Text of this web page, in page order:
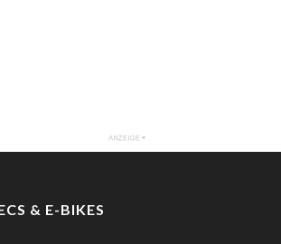
& E-BIKES